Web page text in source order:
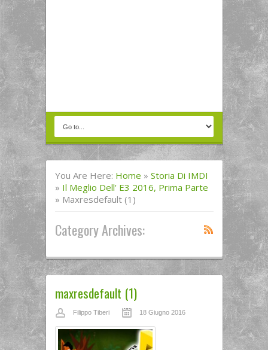
You Are Here: Home » Storia Di IMDI
» Il Meglio Dell' E3 2016, Prima Parte
» Maxresdefault (1)
Category Archives:
maxresdefault (1)
Filippo Tiberi 18 Giugno 2016